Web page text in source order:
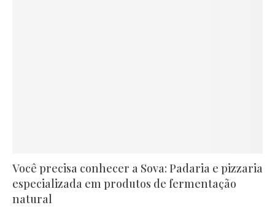
Você precisa conhecer a Sova: Padaria e pizzaria
especializada em produtos de fermentação
natural